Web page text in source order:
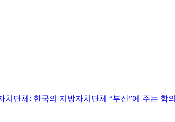
단체: 한국의 지방자치단체 “부산”에 주는 함의